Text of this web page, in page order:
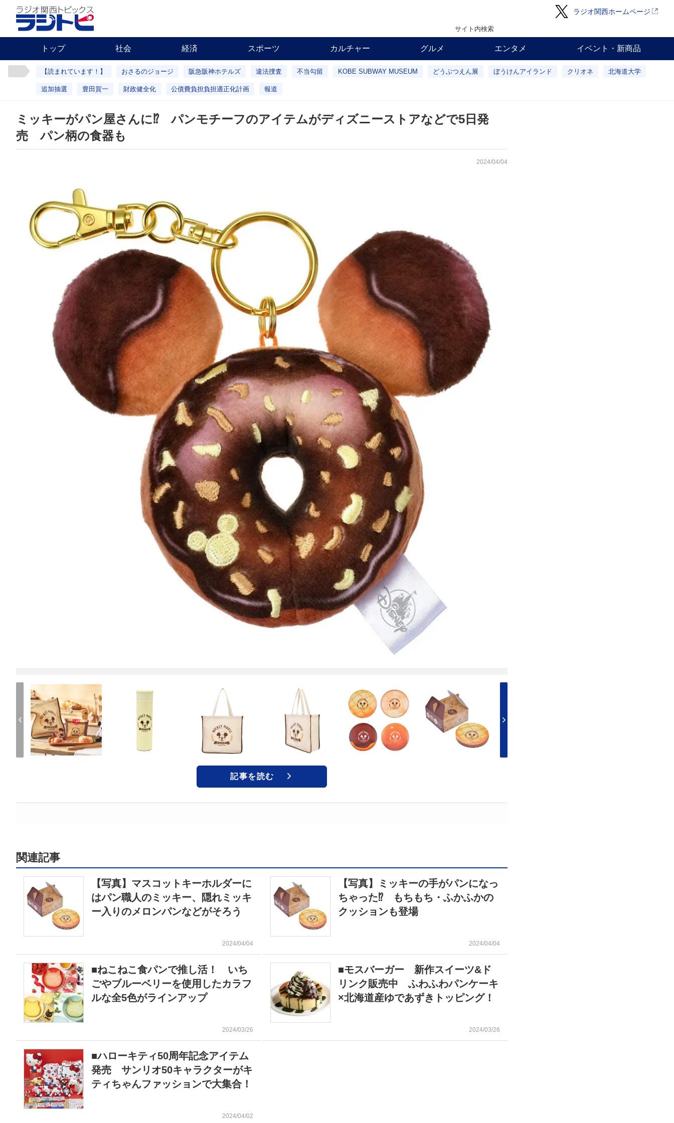
ラジオ関西ホームページ
サイト内検索
トップ 社会 経済 スポーツ カルチャー グルメ エンタメ イベント・新商品
【読まれています！】 おさるのジョージ 阪急阪神ホテルズ 違法捜査 不当勾留 KOBE SUBWAY MUSEUM どうぶつえん展 ぼうけんアイランド クリオネ 北海道大学
追加抽選 豊田賀一 財政健全化 公債費負担負担適正化計画 報道
ミッキーがパン屋さんに⁉ パンモチーフのアイテムがディズニーストアなどで5日発
売 パン柄の食器も
2024/04/04
記事を読む
関連記事
【写真】マスコットキーホルダーに
はパン職人のミッキー、隠れミッキ
ー入りのメロンパンなどがそろう
2024/04/04
【写真】ミッキーの手がパンになっ
ちゃった⁉ もちもち・ふかふかの
クッションも登場
2024/04/04
■ねこねこ食パンで推し活！ いち
ごやブルーベリーを使用したカラフ
ルな全5色がラインアップ
2024/03/26
■モスバーガー 新作スイーツ&ド
リンク販売中 ふわふわパンケーキ
×北海道産ゆであずきトッピング！
2024/03/26
■ハローキティ50周年記念アイテム
発売 サンリオ50キャラクターがキ
ティちゃんファッションで大集合！
2024/04/02